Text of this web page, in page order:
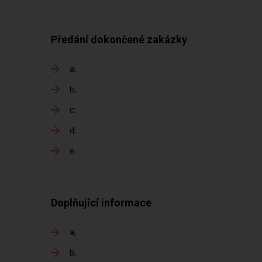
Předání dokončené zakázky
a
b
c
d
e
Doplňující informace
a
b